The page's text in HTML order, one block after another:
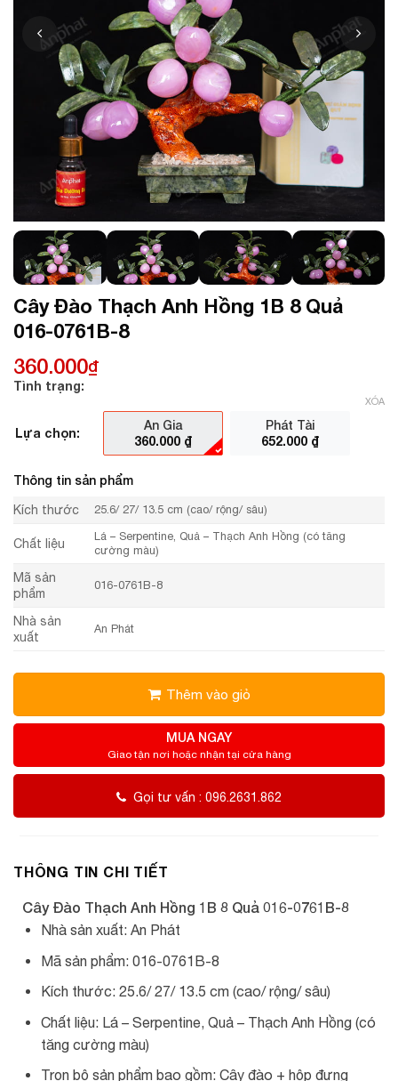
Cây Đào Thạch Anh Hồng 1B 8 Quả
016-0761B-8
360.000₫
Tình trạng:
Lựa chọn:
An Gia
360.000 ₫
Phát Tài
652.000 ₫
XÓA
Thông tin sản phẩm
Kích thước 25.6/ 27/ 13.5 cm (cao/ rộng/ sâu)
Chất liệu
Lá – Serpentine, Quả – Thạch Anh Hồng (có tăng
cường màu)
Mã sản
phẩm
016-0761B-8
Nhà sản
xuất
An Phát
Thêm vào giỏ
MUA NGAY
Giao tận nơi hoặc nhận tại cửa hàng
Gọi tư vấn : 096.2631.862
THÔNG TIN CHI TIẾT
Cây Đào Thạch Anh Hồng 1B 8 Quả 016-0761B-8
Nhà sản xuất: An Phát
Mã sản phẩm: 016-0761B-8
Kích thước: 25.6/ 27/ 13.5 cm (cao/ rộng/ sâu)
Chất liệu: Lá – Serpentine, Quả – Thạch Anh Hồng (có
tăng cường màu)
Trọn bộ sản phẩm bao gồm: Cây đào + hộp đựng